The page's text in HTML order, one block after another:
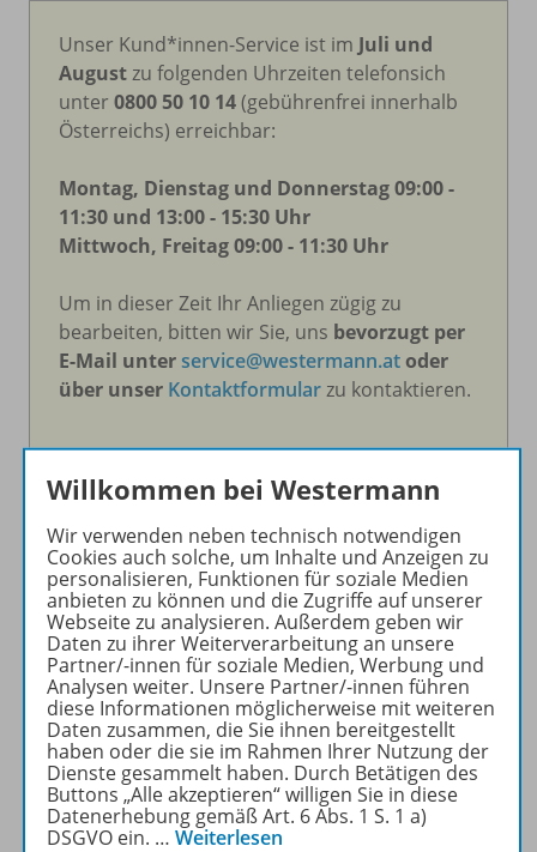
Unser Kund*innen-Service ist im Juli und
Augustzu folgenden Uhrzeiten telefonsich
unter 0800 50 10 14(gebührenfrei innerhalb
Österreichs) erreichbar:
Montag, Dienstag und Donnerstag 09:00 -
11:30 und 13:00 - 15:30 Uhr
Mittwoch, Freitag 09:00 - 11:30 Uhr
Um in dieser Zeit Ihr Anliegen zügig zu
bearbeiten, bitten wir Sie, uns bevorzugt per
E-Mail unterservice@westermann.atoder
über unser Kontaktformularzu kontaktieren.
Kund*innen-Service: Unsere
Erreichbarkeit
Öffnungszeiten
Montag, Dienstag und Donnerstag 07:30 -
15:30 Uhr
Mittwoch und Freitag 7:30 - 12:00 Uhr
Adresse: Jochen-Rindt-Straße 9, 1230 Wien
Telefon: 0800 50 10 14 (gebührenfrei
Willkommen bei Westermann
Wir verwenden neben technisch notwendigen
Cookies auch solche, um Inhalte und Anzeigen zu
personalisieren, Funktionen für soziale Medien
anbieten zu können und die Zugriffe auf unserer
Webseite zu analysieren. Außerdem geben wir
Daten zu ihrer Weiterverarbeitung an unsere
Partner/-innen für soziale Medien, Werbung und
Analysen weiter. Unsere Partner/-innen führen
diese Informationen möglicherweise mit weiteren
Daten zusammen, die Sie ihnen bereitgestellt
haben oder die sie im Rahmen Ihrer Nutzung der
Dienste gesammelt haben. Durch Betätigen des
Buttons „Alle akzeptieren“ willigen Sie in diese
Datenerhebung gemäß Art. 6 Abs. 1 S. 1 a)
DSGVO ein. … Weiterlesen